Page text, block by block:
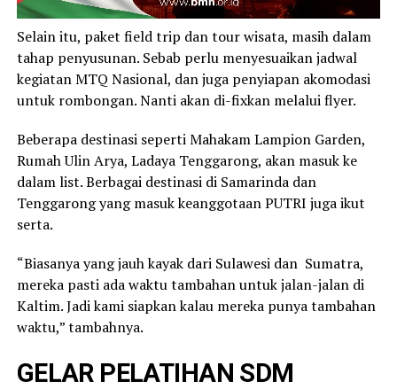
Selain itu, paket field trip dan tour wisata, masih dalam
tahap penyusunan. Sebab perlu menyesuaikan jadwal
kegiatan MTQ Nasional, dan juga penyiapan akomodasi
untuk rombongan. Nanti akan di-fixkan melalui flyer.
Beberapa destinasi seperti Mahakam Lampion Garden,
Rumah Ulin Arya, Ladaya Tenggarong, akan masuk ke
dalam list. Berbagai destinasi di Samarinda dan
Tenggarong yang masuk keanggotaan PUTRI juga ikut
serta.
“Biasanya yang jauh kayak dari Sulawesi dan Sumatra,
mereka pasti ada waktu tambahan untuk jalan-jalan di
Kaltim. Jadi kami siapkan kalau mereka punya tambahan
waktu,” tambahnya.
GELAR PELATIHAN SDM